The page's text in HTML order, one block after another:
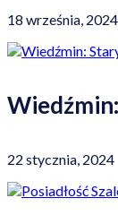
18 września, 2024
22 stycznia, 2024